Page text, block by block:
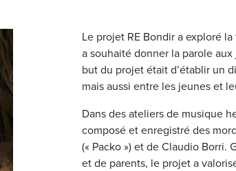
Le projet RE Bondir a exploré
a souhaité donner la parole
but du projet était d’établir un
mais aussi entre les jeunes et
Dans des ateliers de musique
composé et enregistré des
(« Packo ») et de Claudio Borri.
et de parents, le projet a